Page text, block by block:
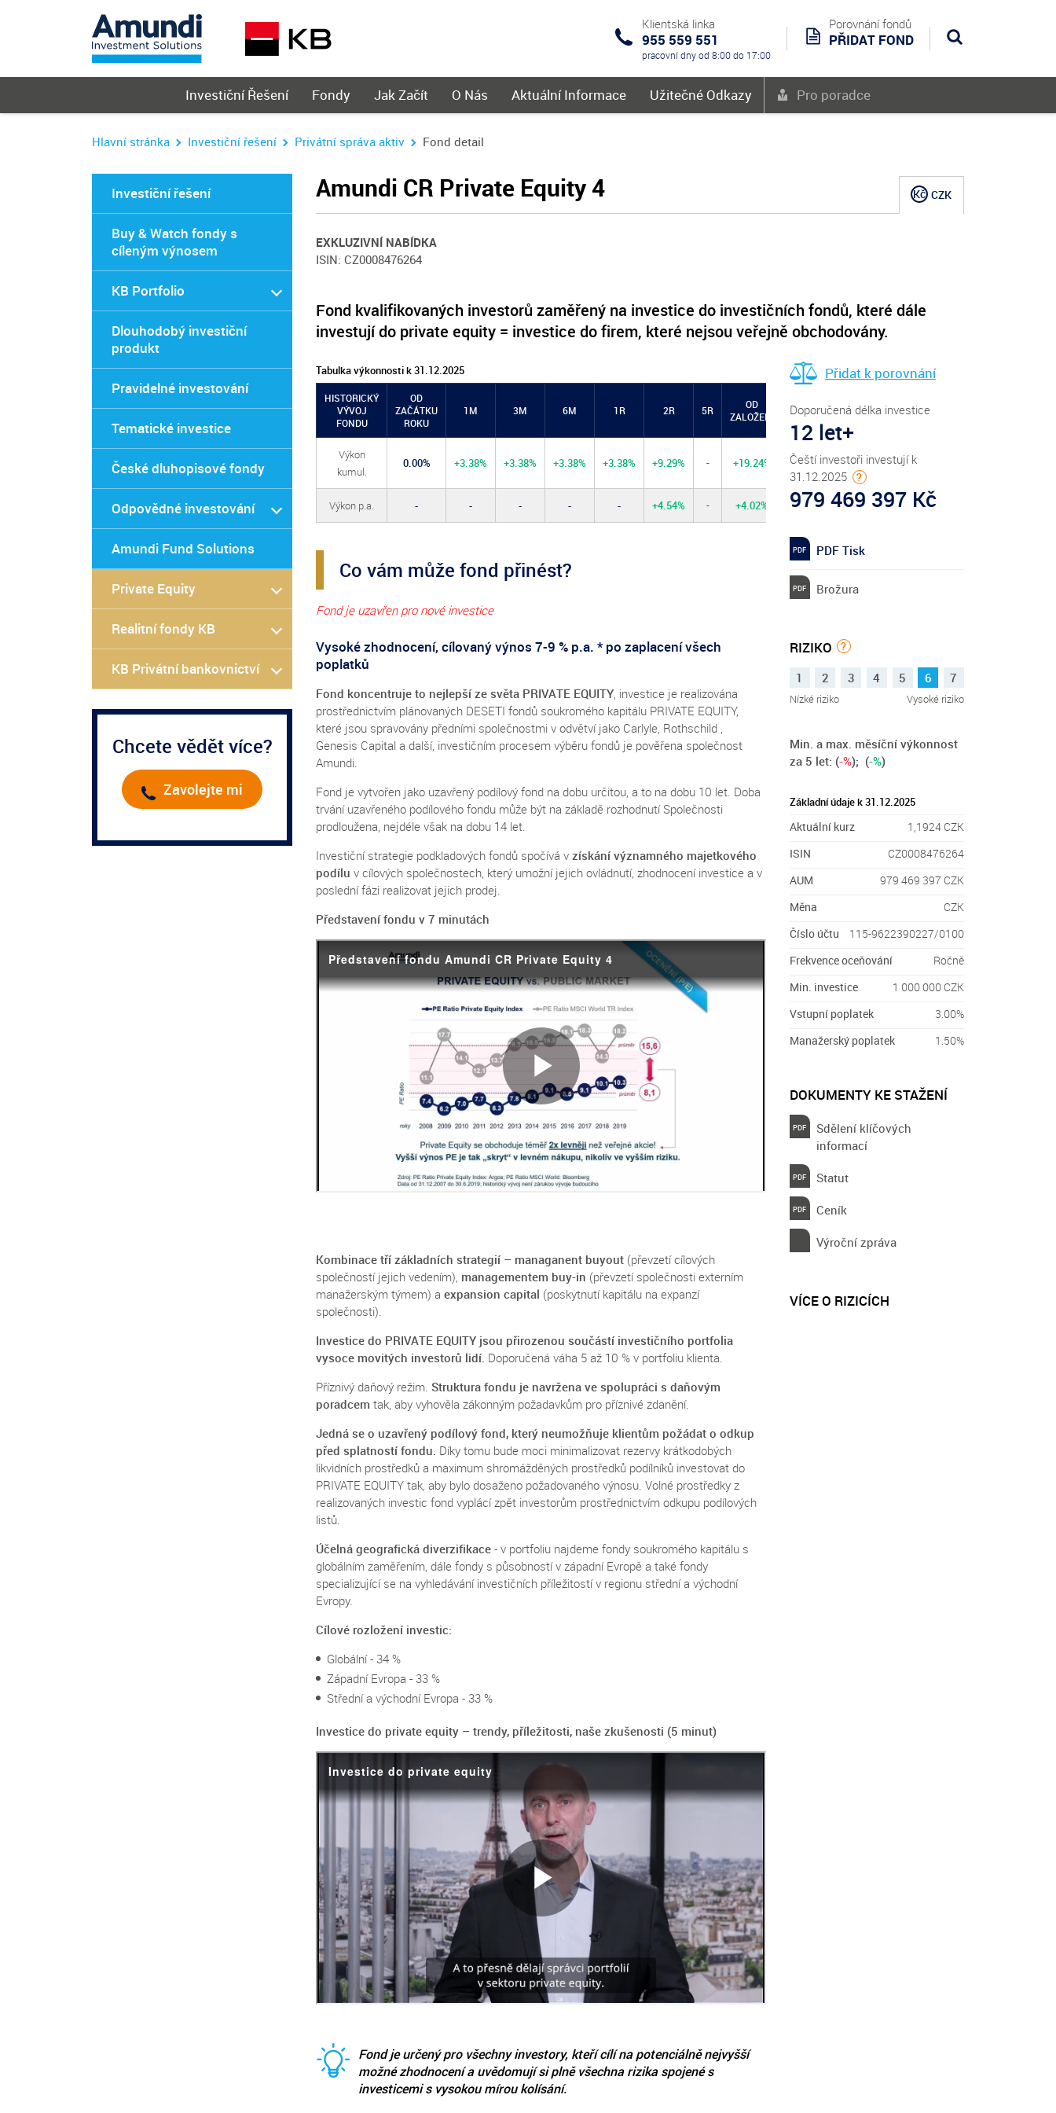
Klientská linka
955 559 551
pracovní dny od 8:00 do 17:00
Porovnání fondů
PŘIDAT FOND
Investiční Řešení Fondy Jak Začít O Nás Aktuální Informace Užitečné Odkazy Pro poradce
Hlavní stránka Investiční řešení Privátní správa aktiv Fond detail
Investiční řešení
Buy & Watch fondy s
cíleným výnosem
KB Portfolio
Dlouhodobý investiční
produkt
Pravidelné investování
Tematické investice
České dluhopisové fondy
Odpovědné investování
Amundi Fund Solutions
Private Equity
Realitní fondy KB
KB Privátní bankovnictví
Chcete vědět více?
Zavolejte mi
Amundi CR Private Equity 4 Kč CZK
EXKLUZIVNÍ NABÍDKA
ISIN: CZ0008476264
Fond kvalifikovaných investorů zaměřený na investice do investičních fondů, které dále
investují do private equity = investice do firem, které nejsou veřejně obchodovány.
Tabulka výkonnosti k 31.12.2025
HISTORICKÝ
VÝVOJ
FONDU
OD
ZAČÁTKU
ROKU
1M 3M 6M 1R 2R 5R
OD
ZALOŽENÍ
Výkon
kumul.
0.00% +3.38% +3.38% +3.38% +3.38% +9.29% - +19.24%
Výkon p.a. - - - - - +4.54% - +4.02%
Co vám může fond přinést?
Fond je uzavřen pro nové investice
Vysoké zhodnocení, cílovaný výnos 7-9 % p.a. * po zaplacení všech
poplatků
Fond koncentruje to nejlepší ze světa PRIVATE EQUITY, investice je realizována
prostřednictvím plánovaných DESETI fondů soukromého kapitálu PRIVATE EQUITY,
které jsou spravovány předními společnostmi v odvětví jako Carlyle, Rothschild ,
Genesis Capital a další, investičním procesem výběru fondů je pověřena společnost
Amundi.
Fond je vytvořen jako uzavřený podílový fond na dobu určitou, a to na dobu 10 let. Doba
trvání uzavřeného podílového fondu může být na základě rozhodnutí Společnosti
prodloužena, nejdéle však na dobu 14 let.
Investiční strategie podkladových fondů spočívá v získání významného majetkového
podílu v cílových společnostech, který umožní jejich ovládnutí, zhodnocení investice a v
poslední fázi realizovat jejich prodej.
Představení fondu v 7 minutách
Kombinace tří základních strategií – managanent buyout (převzetí cílových
společností jejich vedením), managementem buy-in (převzetí společnosti externím
manažerským týmem) a expansion capital (poskytnutí kapitálu na expanzí
společnosti).
Investice do PRIVATE EQUITY jsou přirozenou součástí investičního portfolia
vysoce movitých investorů lidí. Doporučená váha 5 až 10 % v portfoliu klienta.
Příznivý daňový režim. Struktura fondu je navržena ve spolupráci s daňovým
poradcem tak, aby vyhověla zákonným požadavkům pro příznivé zdanění.
Jedná se o uzavřený podílový fond, který neumožňuje klientům požádat o odkup
před splatností fondu. Díky tomu bude moci minimalizovat rezervy krátkodobých
likvidních prostředků a maximum shromážděných prostředků podílníků investovat do
PRIVATE EQUITY tak, aby bylo dosaženo požadovaného výnosu. Volné prostředky z
realizovaných investic fond vyplácí zpět investorům prostřednictvím odkupu podílových
listů.
Účelná geografická diverzifikace - v portfoliu najdeme fondy soukromého kapitálu s
globálním zaměřením, dále fondy s působností v západní Evropě a také fondy
specializující se na vyhledávání investičních příležitostí v regionu střední a východní
Evropy.
Cílové rozložení investic:
Globální - 34 %
Západní Evropa - 33 %
Střední a východní Evropa - 33 %
Investice do private equity – trendy, příležitosti, naše zkušenosti (5 minut)
Fond je určený pro všechny investory, kteří cílí na potenciálně nejvyšší
možné zhodnocení a uvědomují si plně všechna rizika spojené s
investicemi s vysokou mírou kolísání.
Přidat k porovnání
Doporučená délka investice
12 let+
Čeští investoři investují k
31.12.2025
?
979 469 397 Kč
PDF Tisk
Brožura
RIZIKO ?
1 2 3 4 5 6 7
Nízké riziko Vysoké riziko
Min. a max. měsíční výkonnost
za 5 let: (-%); (-%)
Základní údaje k 31.12.2025
Aktuální kurz
1,1924 CZK
ISIN
CZ0008476264
AUM
979 469 397 CZK
Měna
CZK
Číslo účtu
115-9622390227/0100
Frekvence oceňování
Ročně
Min. investice
1 000 000 CZK
Vstupní poplatek
3.00%
Manažerský poplatek
1.50%
DOKUMENTY KE STAŽENÍ
Sdělení klíčových
informací
Statut
Ceník
Výroční zpráva
VÍCE O RIZICÍCH